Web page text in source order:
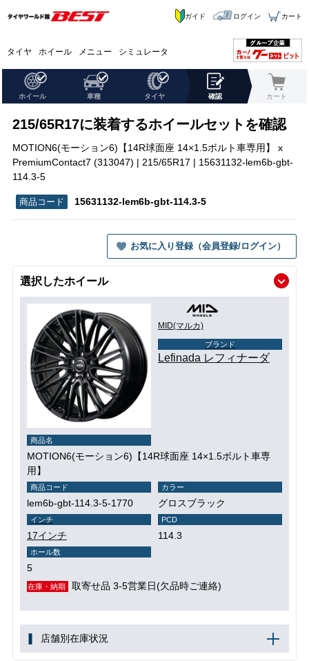
タイヤ ホイール メニュー シミュレータ
ガイド ログイン カート
ホイール 車種 タイヤ 確認 カート
215/65R17に装着するホイールセットを確認
MOTION6(モーション6)【14R球面座 14×1.5ボルト車専用】 x
PremiumContact7 (313047) | 215/65R17 | 15631132-lem6b-gbt-
114.3-5
15631132-lem6b-gbt-114.3-5
お気に入り登録（会員登録/ログイン）
選択したホイール
MID(マルカ)
ブランド
Lefinada レフィナーダ
商品名
MOTION6(モーション6)【14R球面座 14×1.5ボルト車専
用】
商品コード
lem6b-gbt-114.3-5-1770
カラー
グロスブラック
インチ
17インチ
PCD
114.3
ホール数
5
在庫・納期 取寄せ品 3-5営業日(欠品時ご連絡)
店舗別在庫状況